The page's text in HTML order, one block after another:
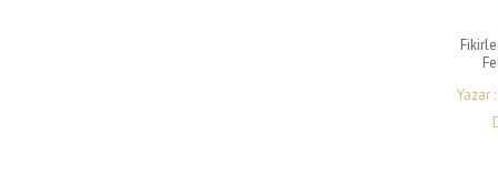
Yazar